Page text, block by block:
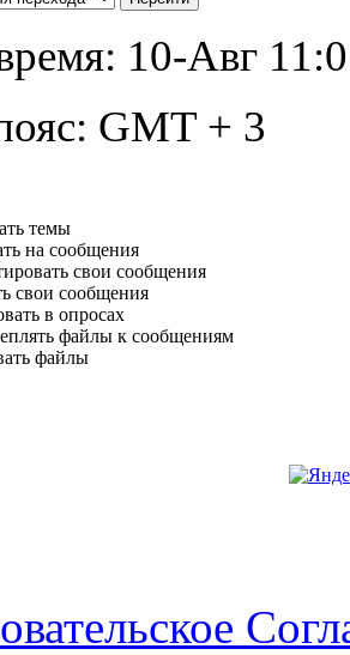
10-Авг
GMT + 3
темы
на сообщения
свои сообщения
свои сообщения
в опросах
файлы к сообщениям
файлы